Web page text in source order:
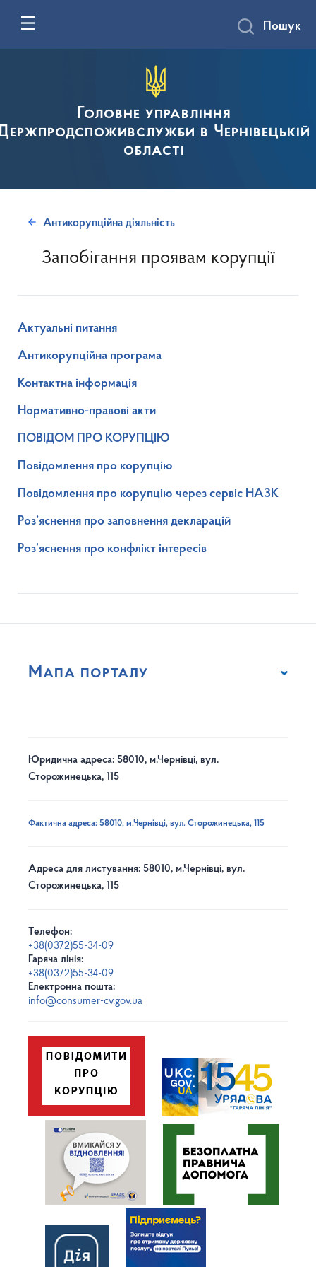
Головне управління
в Чернівецькій
області
Пошук
Антикорупційна діяльність
Запобігання проявам корупції
Актуальні питання
Антикорупційна програма
Контактна інформація
Нормативно-правові акти
ПОВІДОМ ПРО КОРУПЦІЮ
Повідомлення про корупцію
Повідомлення про корупцію через сервіс НАЗК
Роз’яснення про заповнення декларацій
Роз’яснення про конфлікт інтересів
Мапа порталу
Юридична адреса: 58010, м.Чернівці, вул.
Сторожинецька, 115
Фактична адреса: 58010, м.Чернівці, вул. Сторожинецька, 115
Адреса для листування: 58010, м.Чернівці, вул.
Сторожинецька, 115
Телефон:
+38(0372)55-34-09
Гаряча лінія:
+38(0372)55-34-09
Електронна пошта:
info@consumer-cv.gov.ua